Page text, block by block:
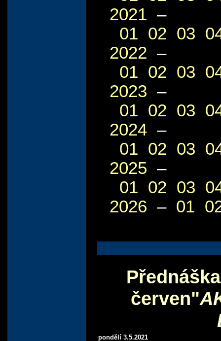
2021 –
01 02 03
2022 –
01 02 03
2023 –
01 02 03
2024 –
01 02 03
2025 –
01 02 03
2026 – 01
červen"
pondělí 3.5.2021